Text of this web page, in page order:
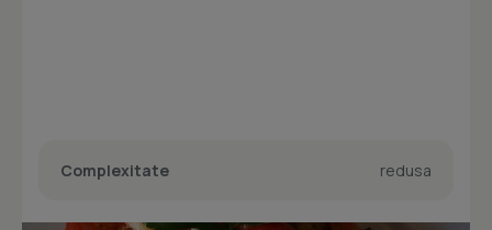
Complexitate redusa